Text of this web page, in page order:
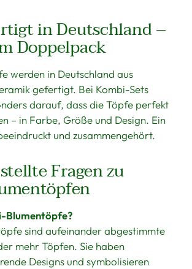
in Deutschland –
Doppelpack
werden in Deutschland aus
gefertigt. Bei Kombi-Sets
darauf, dass die Töpfe perfekt
– in Farbe, Größe und Design. Ein
und zusammengehört.
Fragen zu
Blumentöpfe?
sind aufeinander abgestimmte
mehr Töpfen. Sie haben
Designs und symbolisieren